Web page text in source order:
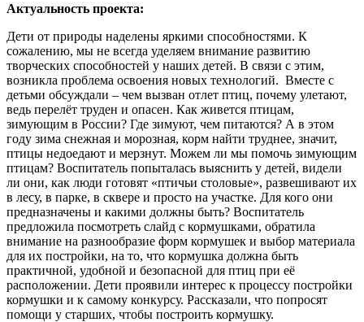
Актуальность проекта:
Дети от природы наделены яркими способностями. К
сожалению, мы не всегда уделяем внимание развитию
творческих способностей у наших детей. В связи с этим,
возникла проблема освоения новых технологий. Вместе с
детьми обсуждали – чем вызван отлет птиц, почему улетают,
ведь перелёт труден и опасен. Как живется птицам,
зимующим в России? Где зимуют, чем питаются? А в этом
году зима снежная и морозная, корм найти труднее, значит,
птицы недоедают и мерзнут. Можем ли мы помочь зимующим
птицам? Воспитатель попыталась выяснить у детей, видели
ли они, как люди готовят «птичьи столовые», развешивают их
в лесу, в парке, в сквере и просто на участке. Для кого они
предназначены и какими должны быть? Воспитатель
предложила посмотреть слайд с кормушками, обратила
внимание на разнообразие форм кормушек и выбор материала
для их постройки, на то, что кормушка должна быть
практичной, удобной и безопасной для птиц при её
расположении. Дети проявили интерес к процессу постройки
кормушки и к самому конкурсу. Рассказали, что попросят
помощи у старших, чтобы построить кормушку.